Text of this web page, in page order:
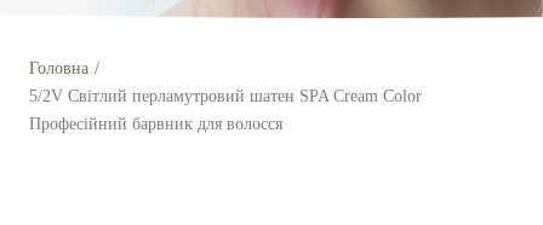
Головна
5/2V Світлий перламутровий шатен SPA Cream Color
Професійний барвник для волосся